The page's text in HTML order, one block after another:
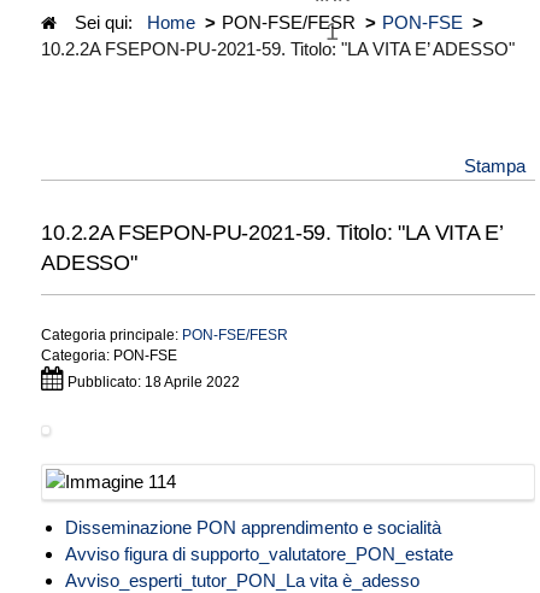
Sei qui: Home > PON-FSE/FESR > PON-FSE >
10.2.2A FSEPON-PU-2021-59. Titolo: "LA VITA E’ ADESSO"
Stampa
10.2.2A FSEPON-PU-2021-59. Titolo: "LA VITA E’
ADESSO"
Categoria principale: PON-FSE/FESR
Categoria: PON-FSE
Pubblicato: 18 Aprile 2022
Disseminazione PON apprendimento e socialità
Avviso figura di supporto_valutatore_PON_estate
Avviso_esperti_tutor_PON_La vita è_adesso